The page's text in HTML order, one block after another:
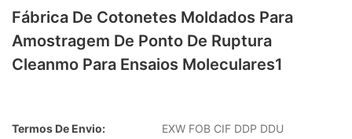
Fábrica De Cotonetes Moldados Para
Amostragem De Ponto De Ruptura
Cleanmo Para Ensaios Moleculares1
Termos De Envio:
EXW FOB CIF DDP DDU